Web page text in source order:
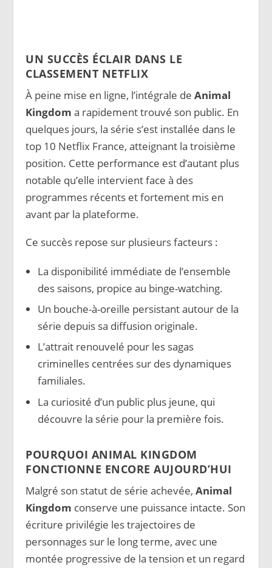
UN SUCCÈS ÉCLAIR DANS LE
CLASSEMENT NETFLIX
À peine mise en ligne, l’intégrale deAnimal
Kingdom a rapidement trouvé son public. En
quelques jours, la série s’est installée dans le
top 10 Netflix France, atteignant la troisième
position. Cette performance est d’autant plus
notable qu’elle intervient face à des
programmes récents et fortement mis en
avant par la plateforme.
Ce succès repose sur plusieurs facteurs :
La disponibilité immédiate de l’ensemble
des saisons, propice au binge-watching.
Un bouche-à-oreille persistant autour de la
série depuis sa diffusion originale.
L’attrait renouvelé pour les sagas
criminelles centrées sur des dynamiques
familiales.
La curiosité d’un public plus jeune, qui
découvre la série pour la première fois.
POURQUOI ANIMAL KINGDOM
FONCTIONNE ENCORE AUJOURD’HUI
Malgré son statut de série achevée,Animal
Kingdom conserve une puissance intacte. Son
écriture privilégie les trajectoires de
personnages sur le long terme, avec une
montée progressive de la tension et un regard